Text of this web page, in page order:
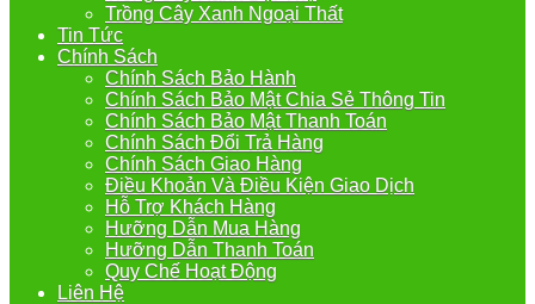
Trồng Cây Xanh Ngoại Thất
Tin Tức
Chính Sách
Chính Sách Bảo Hành
Chính Sách Bảo Mật Chia Sẻ Thông Tin
Chính Sách Bảo Mật Thanh Toán
Chính Sách Đổi Trả Hàng
Chính Sách Giao Hàng
Điều Khoản Và Điều Kiện Giao Dịch
Hỗ Trợ Khách Hàng
Hưỡng Dẫn Mua Hàng
Hưỡng Dẫn Thanh Toán
Quy Chế Hoạt Động
Liên Hệ